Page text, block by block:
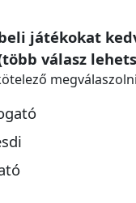
játékokat
válasz